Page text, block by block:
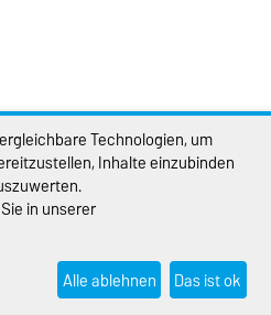
Technologien, um
Inhalte einzubinden
in unserer
Alle ablehnen Das ist ok